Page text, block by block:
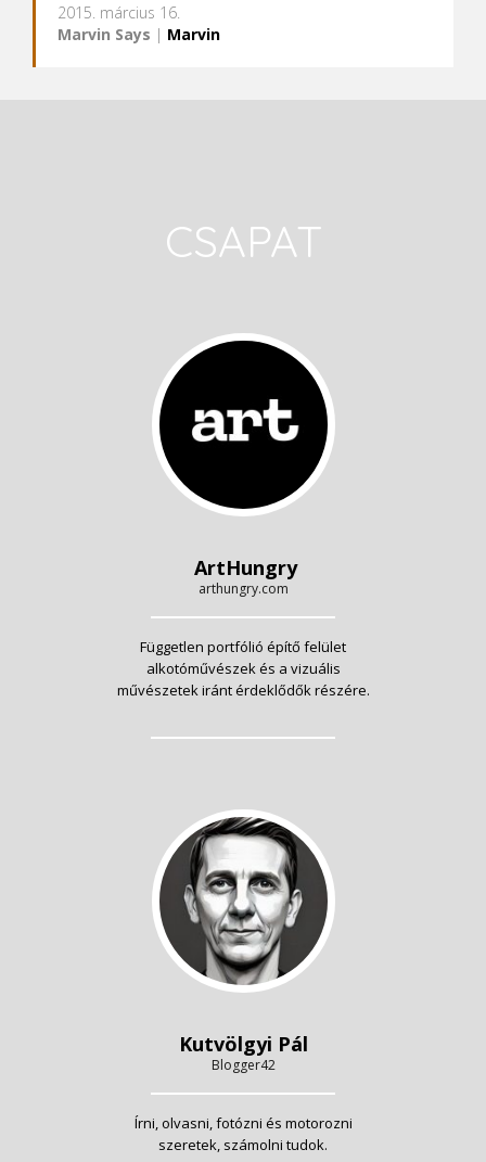
2015. március 16.
Marvin Says | Marvin
CSAPAT
ArtHungry
arthungry.com
Független portfólió építő felület
alkotóművészek és a vizuális
művészetek iránt érdeklődők részére.
Kutvölgyi Pál
Blogger42
Írni, olvasni, fotózni és motorozni
szeretek, számolni tudok.